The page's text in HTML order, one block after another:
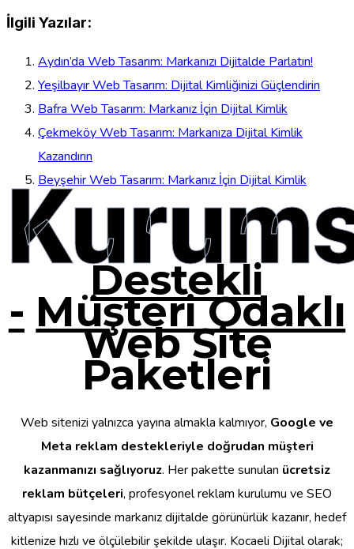
İlgili Yazılar:
Aydın’da Web Tasarım: Markanızı Dijitalde Parlatın!
Yeşilbayır Web Tasarım: Dijital Kimliğinizi Güçlendirin
Bafra Web Tasarım: Markanız İçin Dijital Kimlik
Çekmeköy Web Tasarım: Markanıza Dijital Kimlik
Kazandırın
Beyşehir Web Tasarım: Markanız İçin Dijital Kimlik
Destekli
- Müşteri Odaklı
Web Site
Paketleri
Web sitenizi yalnızca yayına almakla kalmıyor, Google ve
Meta reklam destekleriyle doğrudan müşteri
kazanmanızı sağlıyoruz. Her pakette sunulan ücretsiz
reklam bütçeleri, profesyonel reklam kurulumu ve SEO
altyapısı sayesinde markanız dijitalde görünürlük kazanır, hedef
kitlenize hızlı ve ölçülebilir şekilde ulaşır. Kocaeli Dijital olarak;